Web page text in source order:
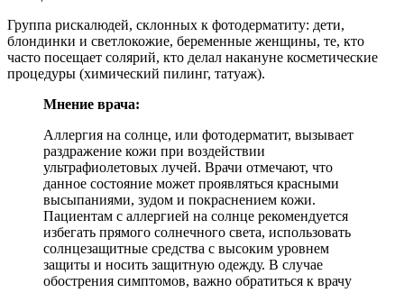
Группа рискалюдей, склонных к фотодерматиту: дети,
блондинки и светлокожие, беременные женщины, те, кто
часто посещает солярий, кто делал накануне косметические
процедуры (химический пилинг, татуаж).
Мнение врача:
Аллергия на солнце, или фотодерматит, вызывает
раздражение кожи при воздействии
ультрафиолетовых лучей. Врачи отмечают, что
данное состояние может проявляться красными
высыпаниями, зудом и покраснением кожи.
Пациентам с аллергией на солнце рекомендуется
избегать прямого солнечного света, использовать
солнцезащитные средства с высоким уровнем
защиты и носить защитную одежду. В случае
обострения симптомов, важно обратиться к врачу